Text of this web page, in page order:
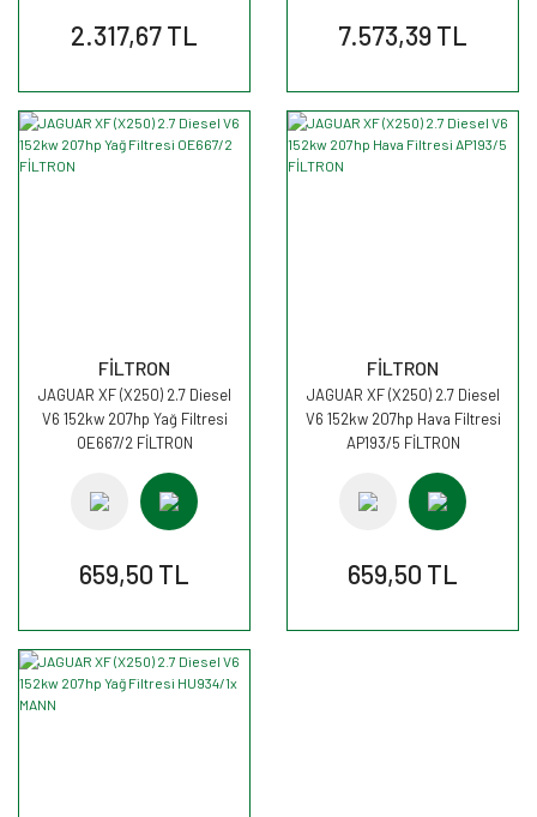
2.317,67 TL 7.573,39 TL
FİLTRON
JAGUAR XF (X250) 2.7 Diesel
V6 152kw 207hp Yağ Filtresi
OE667/2 FİLTRON
659,50 TL
FİLTRON
JAGUAR XF (X250) 2.7 Diesel
V6 152kw 207hp Hava Filtresi
AP193/5 FİLTRON
659,50 TL